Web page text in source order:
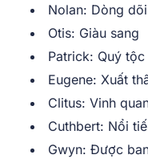
Nolan: Dòng
Otis: Giàu sang
Patrick: Quý tộc
Eugene: Xuất
Clitus: Vinh
Cuthbert: Nổi
Gwyn: Được